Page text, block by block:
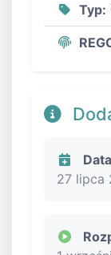
Typ:
27 lipca